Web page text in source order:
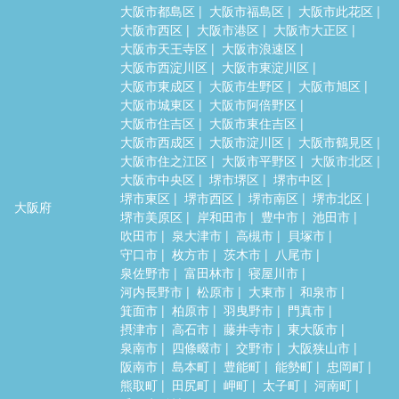
大阪府
大阪市都島区 大阪市福島区
大阪市此花区
大阪市西区
大阪市港区
大阪市大正区
大阪市天王寺区
大阪市浪速区
大阪市西淀川区
大阪市東淀川区
大阪市東成区
大阪市生野区
大阪市旭区
大阪市城東区
大阪市阿倍野区
大阪市住吉区
大阪市東住吉区
大阪市西成区
大阪市淀川区
大阪市鶴見区
大阪市住之江区
大阪市平野区
大阪市北区
大阪市中央区
堺市堺区
堺市中区
堺市東区
堺市西区 堺市南区
堺市北区
堺市美原区
岸和田市 豊中市
池田市
吹田市
泉大津市 高槻市
貝塚市
守口市
枚方市 茨木市
八尾市
泉佐野市
富田林市
寝屋川市
河内長野市
松原市 大東市
和泉市
箕面市
柏原市 羽曳野市
門真市
摂津市
高石市 藤井寺市
東大阪市
泉南市
四條畷市 交野市
大阪狭山市
阪南市
島本町 豊能町 能勢町
忠岡町
熊取町
田尻町 岬町 太子町
河南町